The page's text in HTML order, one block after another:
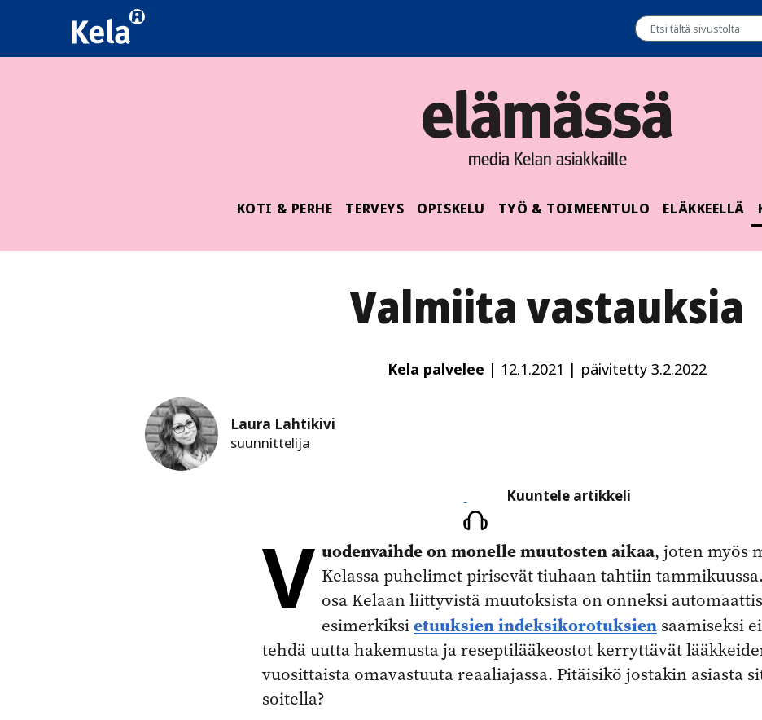
media Kelan asiakkaille
KOTI & PERHE TERVEYS OPISKELU TYÖ & TOIMEENTULO ELÄKKEELLÄ
Valmiita vastauksia
Kela palvelee | 12.1.2021 | päivitetty 3.2.2022
Laura Lahtikivi
suunnittelija
Kuuntele
artikkeli
Kuuntele artikkeli
V uodenvaihde on monelle muutosten aikaa, joten myös
Kelassa puhelimet pirisevät tiuhaan tahtiin
osa Kelaan liittyvistä muutoksista on onneksi
esimerkiksietuuksien indeksikorotuksien saamiseksi
tehdä uutta hakemusta ja reseptilääkeostot kerryttävät
vuosittaista omavastuuta reaaliajassa. Pitäisikö jostakin asiasta
soitella?